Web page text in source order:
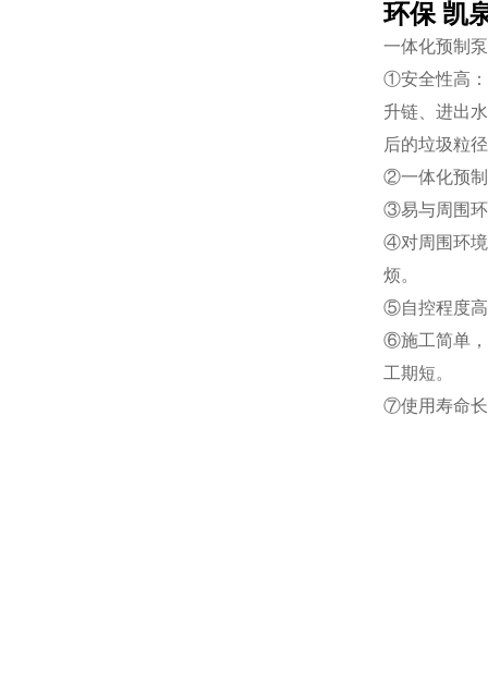
环保 凯
一体化预制
①安全性高：
升链、进出
后的垃圾粒
②一体化预制
③易与周围环
④对周围环境
烦。
⑤自控程度高
⑥施工简单，
工期短。
⑦使用寿命长